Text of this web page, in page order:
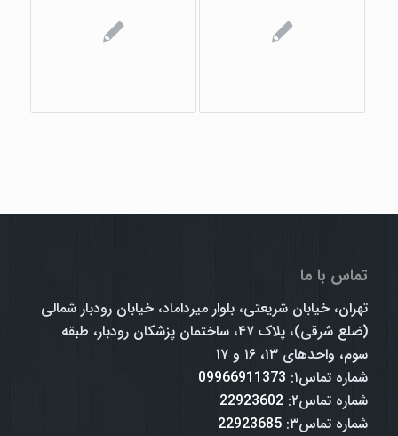
تماس با ما
تهران، خیابان شریعتی، بلوار میرداماد، خیابان رودبار شمالی
(ضلع شرقی)، پلاک ۴۷، ساختمان پزشکان رودبار، طبقه
سوم، واحدهای ۱۳، ۱۶ و ۱۷
شماره تماس۱:
09966911373
شماره تماس۲:
22923602
شماره تماس۳:
22923685